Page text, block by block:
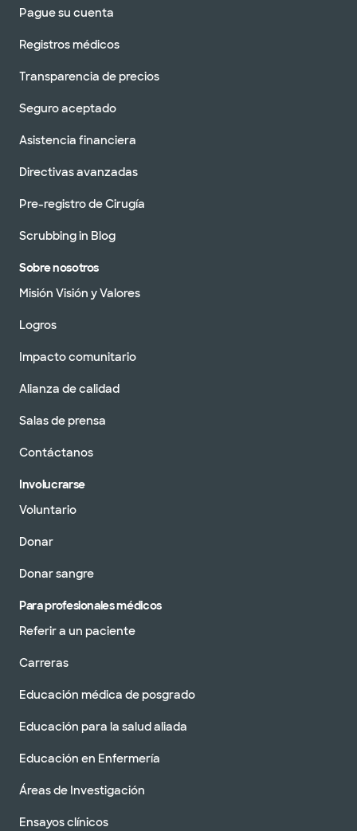
Pague su cuenta
Registros médicos
Transparencia de precios
Seguro aceptado
Asistencia financiera
Directivas avanzadas
Pre-registro de Cirugía
Scrubbing in Blog
Sobre nosotros
Misión Visión y Valores
Logros
Impacto comunitario
Alianza de calidad
Salas de prensa
Contáctanos
Involucrarse
Voluntario
Donar
Donar sangre
Para profesionales médicos
Referir a un paciente
Carreras
Educación médica de posgrado
Educación para la salud aliada
Educación en Enfermería
Áreas de Investigación
Ensayos clínicos